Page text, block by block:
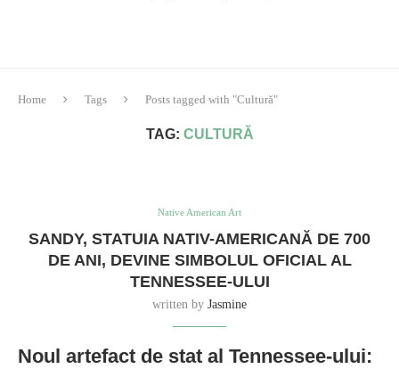
Home Tags Posts tagged with "Cultură"
TAG: CULTURĂ
Native American Art
SANDY, STATUIA NATIV-AMERICANĂ DE 700
DE ANI, DEVINE SIMBOLUL OFICIAL AL
TENNESSEE-ULUI
written by Jasmine
Noul artefact de stat al Tennessee-ului: